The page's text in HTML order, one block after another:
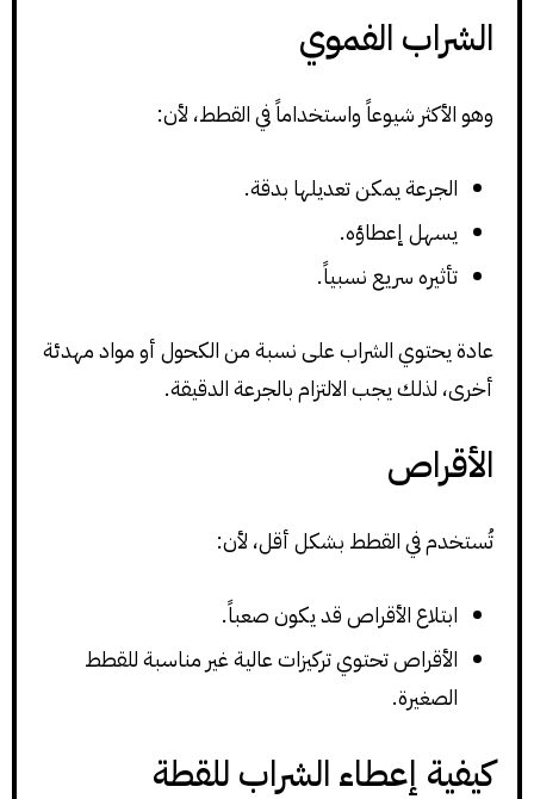
الشراب الفموي
وهو الأكثر شيوعاً واستخداماً في القطط، لأن:
الجرعة يمكن تعديلها بدقة.
يسهل إعطاؤه.
تأثيره سريع نسبياً.
عادة يحتوي الشراب على نسبة من الكحول أو مواد مهدئة
أخرى، لذلك يجب الالتزام بالجرعة الدقيقة.
الأقراص
تُستخدم في القطط بشكل أقل، لأن:
ابتلاع الأقراص قد يكون صعباً.
الأقراص تحتوي تركيزات عالية غير مناسبة للقطط
الصغيرة.
كيفية إعطاء الشراب للقطة